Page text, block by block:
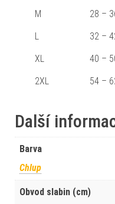
M
28 –
L
32 –
XL
40 –
2XL
54 –
Další
Barva
Chlup
Obvod slabin (cm)